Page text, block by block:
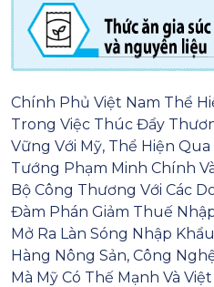
Chính Phủ Việt Nam Thể
Trong Việc Thúc Đẩy
Vững Với Mỹ, Thể Hiện
Tướng Phạm Minh Chính
Bộ Công Thương Với Các
Đàm Phán Giảm Thuế
Mở Ra Làn Sóng Nhập
Hàng Nông Sản, Công
Mà Mỹ Có Thế Mạnh Và